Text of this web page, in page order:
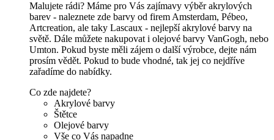
Malujete rádi? Máme pro Vás zajímavy výběr akrylových
barev - naleznete zde barvy od firem Amsterdam, Pébeo,
Artcreation, ale taky Lascaux - nejlepší akrylové barvy na
světě. Dále můžete nakupovat i olejové barvy VanGogh, nebo
Umton. Pokud byste měli zájem o další výrobce, dejte nám
prosím vědět. Pokud to bude vhodné, tak jej co nejdříve
zařadíme do nabídky.
Co zde najdete?
Akrylové barvy
Štětce
Olejové barvy
Vše co Vás napadne